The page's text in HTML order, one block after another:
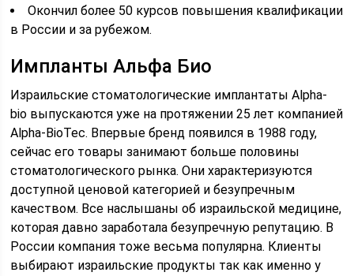
Окончил более 50 курсов повышения квалификации
в России и за рубежом.
Импланты Альфа Био
Израильские стоматологические имплантаты Alpha-
bio выпускаются уже на протяжении 25 лет компанией
Alpha-BioTec. Впервые бренд появился в 1988 году,
сейчас его товары занимают больше половины
стоматологического рынка. Они характеризуются
доступной ценовой категорией и безупречным
качеством. Все наслышаны об израильской медицине,
которая давно заработала безупречную репутацию. В
России компания тоже весьма популярна. Клиенты
выбирают израильские продукты так как именно у